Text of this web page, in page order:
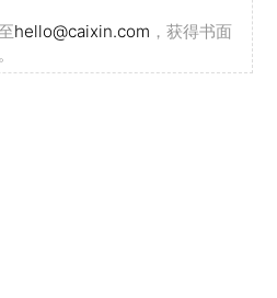
hello@caixin.com ，获得书面